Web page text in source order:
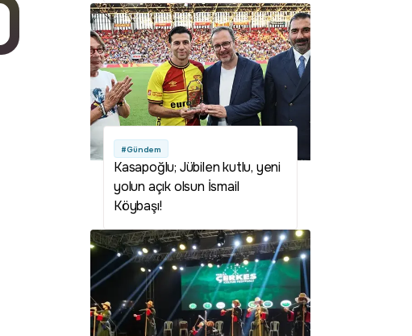
#Gündem
Kasapoğlu; Jübilen kutlu, yeni
yolun açık olsun İsmail
Köybaşı!